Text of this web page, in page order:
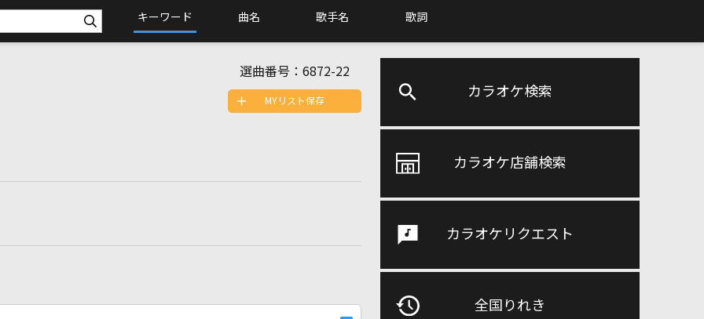
キーワード 曲名 歌手名 歌詞
カラオケ検索
カラオケ店舗検索
カラオケリクエスト
全国りれき
選曲番号： 6872-22
MYリスト保存